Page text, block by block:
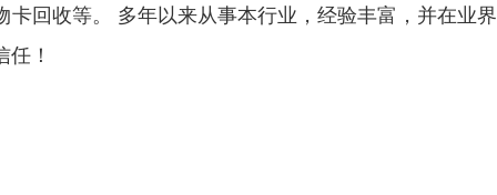
回收等。 多年以来从事本行业，经验丰富，并在业
！